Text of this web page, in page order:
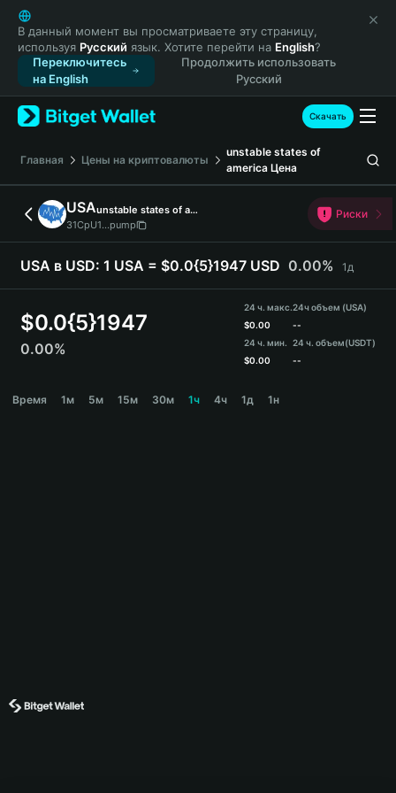
English
日本語
Tiếng Việt
Русский
Español (Latinoamérica)
Türkçe
Français
Deutsch
简体中文
繁體中文
Português (Portugal)
Bahasa Indonesia
ภาษาไทย
Español
Español (Argentina)
В данный момент вы просматриваете эту страницу,
используя Русский язык. Хотите перейти на English?
Переключитесь
на English
Продолжить использовать
Русский
Скачать
Главная Цены на криптовалюты
unstable states of
america Цена
USA
unstable states of america
31CpU1...pump
Риски
USA в USD: 1 USA = $0.0{5}1947 USD 0.00% 1д
$0.0{5}1947
0.00%
24 ч. макс.
$0.00
24 ч. мин.
$0.00
24ч объем (USA)
--
24 ч. объем(USDT)
--
Время 1м 5м 15м 30м 1ч 4ч 1д 1н